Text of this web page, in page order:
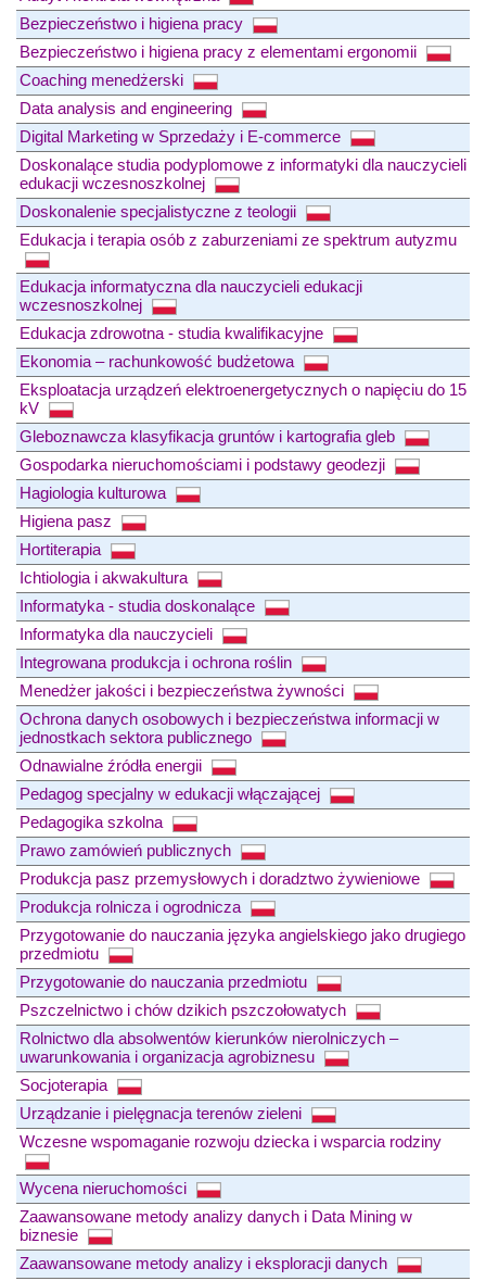
Bezpieczeństwo i higiena pracy
Bezpieczeństwo i higiena pracy z elementami ergonomii
Coaching menedżerski
Data analysis and engineering
Digital Marketing w Sprzedaży i E-commerce
Doskonalące studia podyplomowe z informatyki dla nauczycieli
edukacji wczesnoszkolnej
Doskonalenie specjalistyczne z teologii
Edukacja i terapia osób z zaburzeniami ze spektrum autyzmu
Edukacja informatyczna dla nauczycieli edukacji
wczesnoszkolnej
Edukacja zdrowotna - studia kwalifikacyjne
Ekonomia – rachunkowość budżetowa
Eksploatacja urządzeń elektroenergetycznych o napięciu do 15
kV
Gleboznawcza klasyfikacja gruntów i kartografia gleb
Gospodarka nieruchomościami i podstawy geodezji
Hagiologia kulturowa
Higiena pasz
Hortiterapia
Ichtiologia i akwakultura
Informatyka - studia doskonalące
Informatyka dla nauczycieli
Integrowana produkcja i ochrona roślin
Menedżer jakości i bezpieczeństwa żywności
Ochrona danych osobowych i bezpieczeństwa informacji w
jednostkach sektora publicznego
Odnawialne źródła energii
Pedagog specjalny w edukacji włączającej
Pedagogika szkolna
Prawo zamówień publicznych
Produkcja pasz przemysłowych i doradztwo żywieniowe
Produkcja rolnicza i ogrodnicza
Przygotowanie do nauczania języka angielskiego jako drugiego
przedmiotu
Przygotowanie do nauczania przedmiotu
Pszczelnictwo i chów dzikich pszczołowatych
Rolnictwo dla absolwentów kierunków nierolniczych –
uwarunkowania i organizacja agrobiznesu
Socjoterapia
Urządzanie i pielęgnacja terenów zieleni
Wczesne wspomaganie rozwoju dziecka i wsparcia rodziny
Wycena nieruchomości
Zaawansowane metody analizy danych i Data Mining w
biznesie
Zaawansowane metody analizy i eksploracji danych